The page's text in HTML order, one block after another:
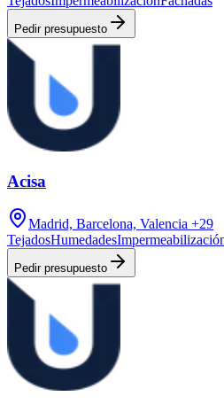
Pedir presupuesto
Acisa
Madrid, Barcelona, Valencia +29
TejadosHumedades
Pedir presupuesto